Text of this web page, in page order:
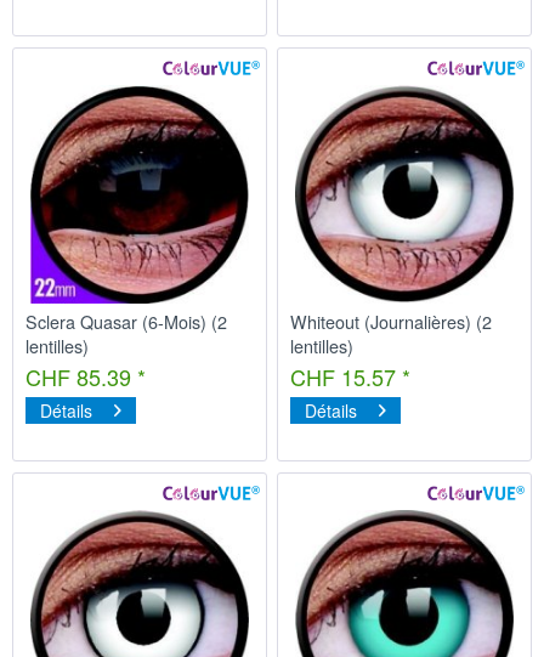
Sclera Quasar (6-Mois) (2
lentilles)
CHF 85.39 *
Détails
Whiteout (Journalières) (2
lentilles)
CHF 15.57 *
Détails